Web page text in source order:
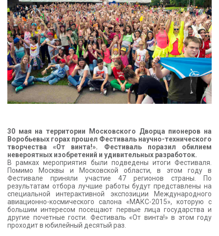
КОНТАКТЫ
30 мая на территории Московского Дворца пионеров на
Воробьевых горах прошел Фестиваль научно-технического
творчества «От винта!». Фестиваль поразил обилием
невероятных изобретений и удивительных разработок.
В рамках мероприятия были подведены итоги Фестиваля.
Помимо Москвы и Московской области, в этом году в
Фестивале приняли участие 47 регионов страны. По
результатам отбора лучшие работы будут представлены на
специальной интерактивной экспозиции Международного
авиационно-космического салона «МАКС-2015», которую с
большим интересом посещают первые лица государства и
другие почетные гости. Фестиваль «От винта!» в этом году
проходит в юбилейный десятый раз.